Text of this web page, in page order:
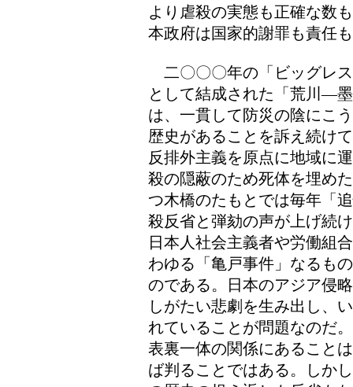
より虐殺の実態も正確な数
本政府は国家的謝罪も責任
二〇〇〇年の「ビッグレ
として結成された「荒川―
は、一貫して防災の陰にこ
歴史があることを訴え続け
反排外主義を原点に地域に
殺の隠蔽のため死体を埋め
つ木橋のたもとでは毎年「
殺反省と弾劾の声が上げ続
日本人社会主義者や労働組
わゆる「亀戸事件」なるも
のである。日本のアジア侵
しがたい悲劇を生み出し、
れていることが問題なのだ
表裏一体の関係にあること
ば判ることではある。しか